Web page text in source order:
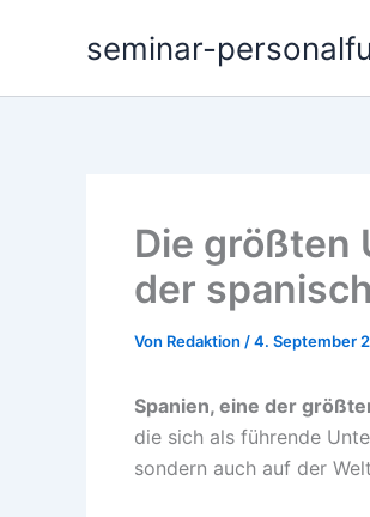
seminar-
Die größten
der
Von Redaktion /4. September
Spanien, eine der
die sich als führende
sondern auch auf der